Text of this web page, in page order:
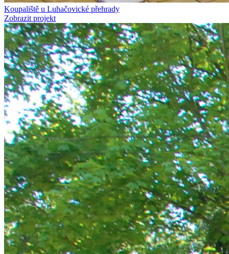
Koupaliště u Luhačovické přehrady
Zobrazit projekt